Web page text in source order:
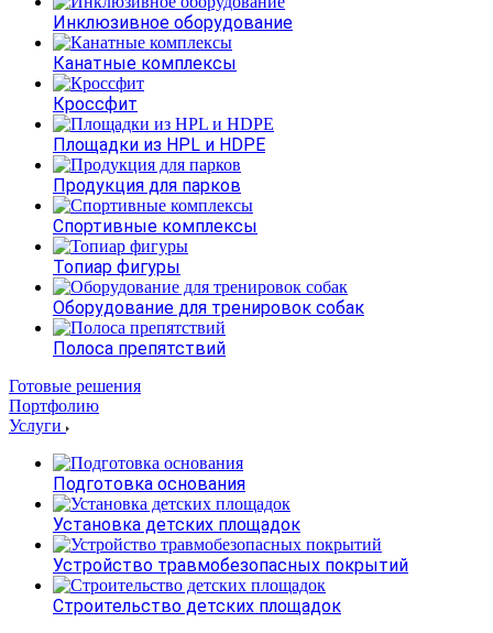
Инклюзивное оборудование
Канатные комплексы
Кроссфит
Площадки из HPL и HDPE
Продукция для парков
Спортивные комплексы
Топиар фигуры
Оборудование для тренировок собак
Полоса препятствий
Готовые решения
Портфолию
Услуги
Подготовка основания
Установка детских площадок
Устройство травмобезопасных покрытий
Строительство детских площадок